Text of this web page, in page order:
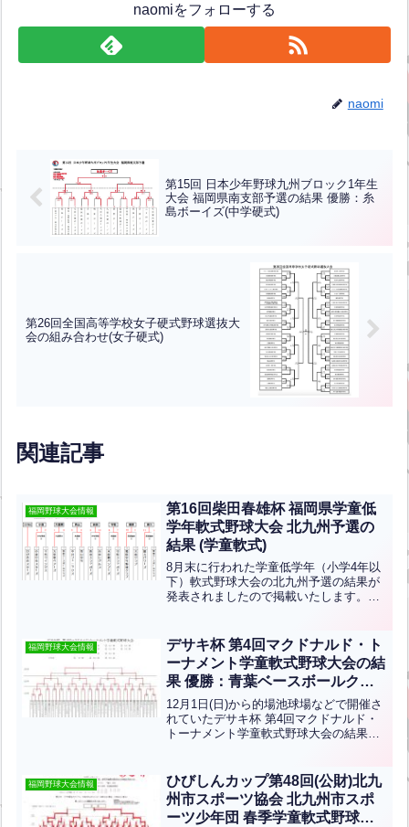
naomiをフォローする
naomi
第15回 日本少年野球九州ブロック1年生
大会 福岡県南支部予選の結果 優勝：糸
島ボーイズ(中学硬式)
第26回全国高等学校女子硬式野球選抜大
会の組み合わせ(女子硬式)
関連記事
福岡野球大会情報
第16回柴田春雄杯 福岡県学童低
学年軟式野球大会 北九州予選の
結果 (学童軟式)
8月末に行われた学童低学年（小学4年以
下）軟式野球大会の北九州予選の結果が
発表されましたので掲載いたします。ひ
ス、守恒ｽﾗｯｶﾞｰｽﾞ、葛原少年、そして徳
力パワーズの8チ...全文はクリック
福岡野球大会情報
デサキ杯 第4回マクドナルド・ト
ーナメント学童軟式野球大会の結
果 優勝：青葉ベースボールクラ
ブ (学童軟式)
12月1日(日)から的場池球場などで開催さ
れていたデサキ杯 第4回マクドナルド・
トーナメント学童軟式野球大会の結果で
ます！
福岡野球大会情報
ひびしんカップ第48回(公財)北九
州市スポーツ協会 北九州市スポ
ーツ少年団 春季学童軟式野球北